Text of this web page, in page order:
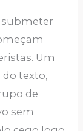
submeter
Um
texto,
de
sem